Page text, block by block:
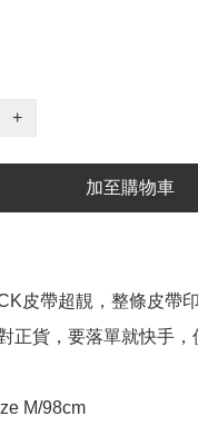
+
加至購物車
皮帶超靚，整條皮帶
正貨，要落單就快手
M/98cm